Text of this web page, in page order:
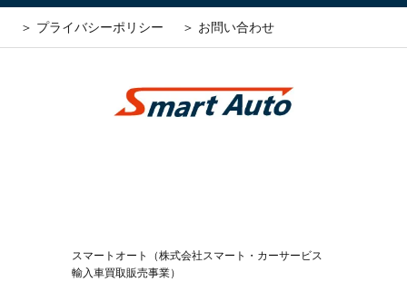
＞ プライバシーポリシー ＞ お問い合わせ
スマートオート（株式会社スマート・カーサービス
輸入車買取販売事業）